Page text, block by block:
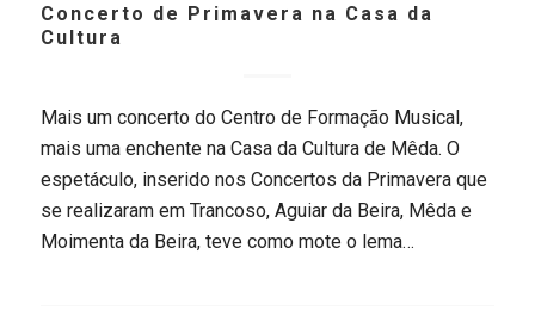
Concerto de Primavera na Casa da
Cultura
Mais um concerto do Centro de Formação Musical,
mais uma enchente na Casa da Cultura de Mêda. O
espetáculo, inserido nos Concertos da Primavera que
se realizaram em Trancoso, Aguiar da Beira, Mêda e
Moimenta da Beira, teve como mote o lema…